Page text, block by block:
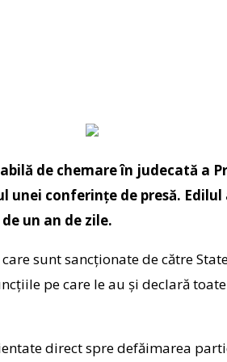
de chemare în judecată
conferințe de presă. Edilul
un an de zile.
sunt sancționate de către
pe care le au și declară
direct spre defăimarea